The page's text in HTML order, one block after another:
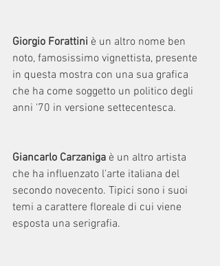
Giorgio Forattini è un altro nome ben
noto, famosissimo vignettista, presente
in questa mostra con una sua grafica
che ha come soggetto un politico degli
anni '70 in versione settecentesca.
Giancarlo Carzaniga è un altro artista
che ha influenzato l'arte italiana del
secondo novecento. Tipici sono i suoi
temi a carattere floreale di cui viene
esposta una serigrafia.